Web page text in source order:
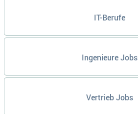
IT-Berufe
Ingenieure Jobs
Vertrieb Jobs